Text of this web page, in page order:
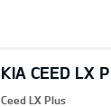
KIA CEED LX
Ceed LX Plus